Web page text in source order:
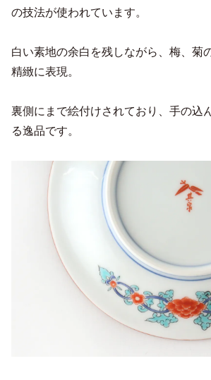
の技法が使われています。
白い素地の余白を残しながら、梅、菊
精緻に表現。
裏側にまで絵付けされており、手の込
る逸品です。